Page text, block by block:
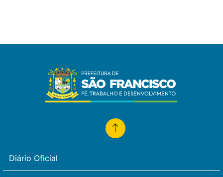
Diário Oficial